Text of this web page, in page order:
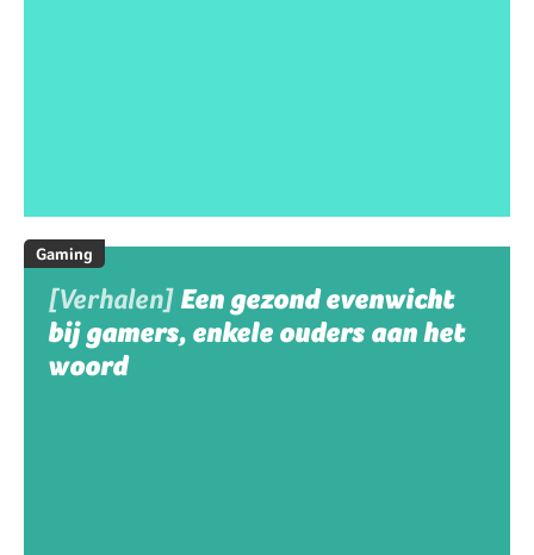
Gaming
[Verhalen] Een gezond evenwicht
bij gamers, enkele ouders aan het
woord